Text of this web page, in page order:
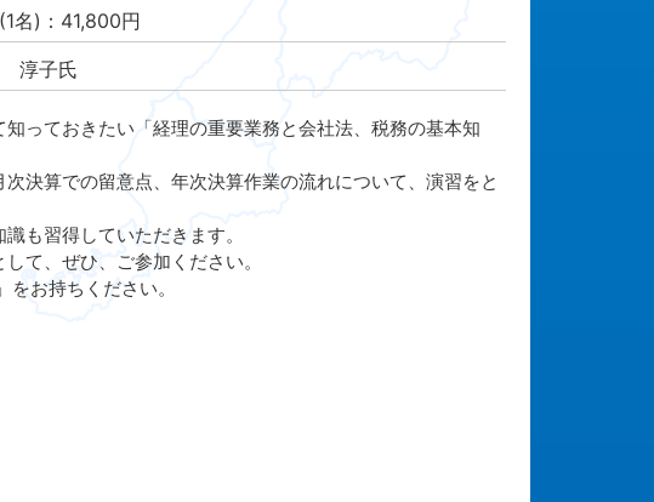
名)：41,800円
淳子氏
っておきたい「経理の重要業務と会社法、税務の基本知
決算での留意点、年次決算作業の流れについて、演習をと
も習得していただきます。
て、ぜひ、ご参加ください。
お持ちください。